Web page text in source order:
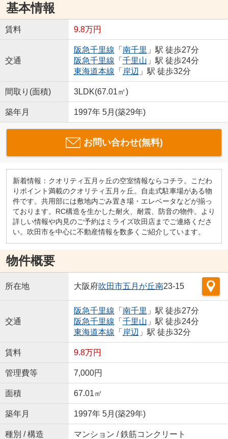
基本情報
賃料 9.8万円
交通
阪急千里線 「 南千里 」駅 徒歩27分
阪急千里線 「 千里山 」駅 徒歩24分
東海道本線 「 岸辺 」駅 徒歩32分
間取り(面積) 3LDK(67.01㎡)
築年月 1997年 5月(築29年)
お問い合わせ(無料)
新着情報：クオリティ五月ヶ丘の空室情報ならコチラ。こだわ
りポイント満載のクオリティ五月ヶ丘。自走式駐車場がある物
件です。共用部には敷地内ごみ置き場・エレベータなどが揃っ
ております。RC構造を生かした耐火、耐震、防音の物件。より
詳しい情報や内見のご予約はミライズ吹田店までご連絡くださ
い。吹田市を中心に不動産情報を数多くご紹介しています。
物件概要
所在地 大阪府吹田市五月が丘南23-15
交通
阪急千里線 「 南千里 」駅 徒歩27分
阪急千里線 「 千里山 」駅 徒歩24分
東海道本線 「 岸辺 」駅 徒歩32分
賃料 9.8万円
管理費等 7,000円
面積 67.01㎡
築年月 1997年 5月(築29年)
種別 / 構造 マンション / 鉄筋コンクリート